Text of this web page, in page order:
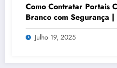
Como Contratar Portais
Branco com Segurança
Julho 19, 2025